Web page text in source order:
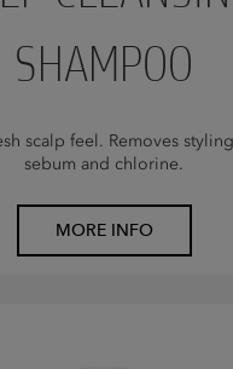
SHAMPOO
scalp feel. Removes
sebum and chlorine.
MORE INFO